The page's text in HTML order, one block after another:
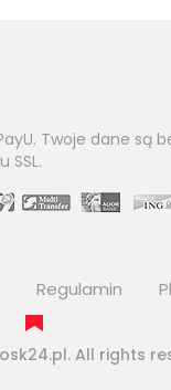
Twoje dane są
SSL.
Regulamin
All rights